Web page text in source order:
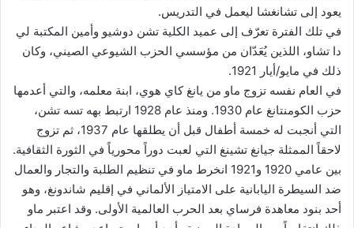
يعود إلى تشانغشا ليعمل في التدريس.
في تلك الفترة تعرّف إلى عميد الكلية تشن دوشيو وأمين المكتبة لي
دا تشاو، اللذين يُعَدّان من مؤسسي الحزب الشيوعي الصيني، وكان
ذلك في مايو/أيار 1921.
في العام نفسه تزوج ماو من يانغ كاي هوي، ابنة معلمه، والتي أعدمها
حزب الكومنتانغ عام 1930. ومنذ عام 1928 ارتبط بهه تسه تشن،
التي أنجبت له خمسة أطفال قبل أن يطلقها عام 1937، ثم تزوج
لاحقاً الممثلة جيانغ تشينغ التي لعبت دوراً محورياً في الثورة الثقافية.
بين عامي 1920 و1921 انخرط ماو في تنظيم الطلبة والتجار والعمال
ضد السيطرة اليابانية على الامتياز الألماني في إقليم شاندونغ، وهو
أحد بنود معاهدة فرساي بعد الحرب العالمية الأولى. وقد اعتبر ماو